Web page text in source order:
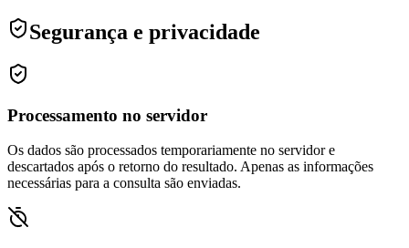
Segurança e privacidade
Processamento no servidor
Os dados são processados temporariamente no servidor e
descartados após o retorno do resultado. Apenas as informações
necessárias para a consulta são enviadas.